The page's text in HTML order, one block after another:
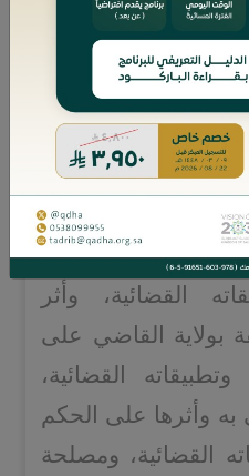
وتقدير النظر
وتعريف الحكم
القاضي وأثرها على
القضائية،
وأثرها على الحكم
القضائية، ومصلحة
على الحكم
القضائية، وأثر
بولاية القاضي على
القضائية،
وأثرها على الحكم
القضائية، ومصلحة